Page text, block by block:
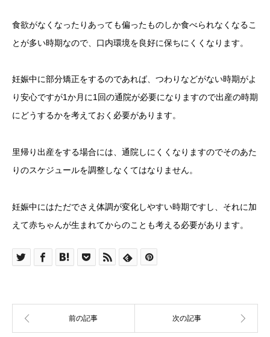
食欲がなくなったりあっても偏ったものしか食べられなくなるこ
とが多い時期なので、口内環境を良好に保ちにくくなります。
妊娠中に部分矯正をするのであれば、つわりなどがない時期がよ
り安心ですが1か月に1回の通院が必要になりますので出産の時期
にどうするかを考えておく必要があります。
里帰り出産をする場合には、通院しにくくなりますのでそのあた
りのスケジュールを調整しなくてはなりません。
妊娠中にはただでさえ体調が変化しやすい時期ですし、それに加
えて赤ちゃんが生まれてからのことも考える必要があります。